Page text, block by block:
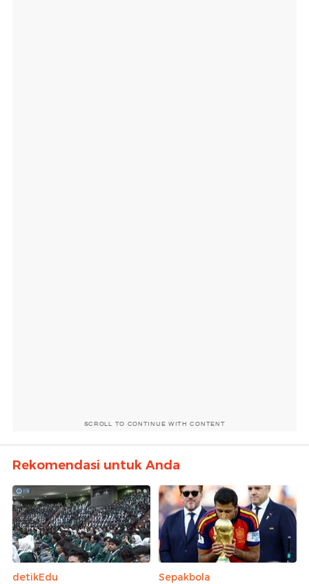
SCROLL TO CONTINUE WITH CONTENT
Rekomendasi untuk Anda
detikEdu Sepakbola